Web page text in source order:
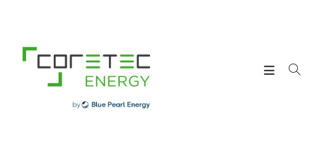
content